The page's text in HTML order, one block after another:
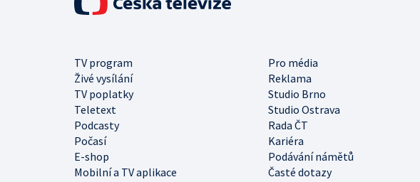
TV program
Pro média
Živé vysílání
Reklama
TV poplatky
Studio Brno
Teletext
Studio Ostrava
Podcasty
Rada ČT
Počasí
Kariéra
E-shop
Podávání námětů
Mobilní a TV aplikace
Časté dotazy